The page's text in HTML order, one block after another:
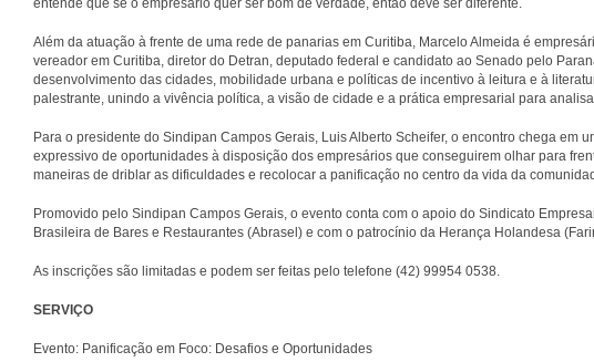
entende que se o empresário quer ser bom de verdade, então deve ser diferente.
Além da atuação à frente de uma rede de panarias em Curitiba, Marcelo Almeida é
vereador em Curitiba, diretor do Detran, deputado federal e candidato ao Senado pelo
desenvolvimento das cidades, mobilidade urbana e políticas de incentivo à leitura e à
palestrante, unindo a vivência política, a visão de cidade e a prática empresarial para
Para o presidente do Sindipan Campos Gerais, Luis Alberto Scheifer, o encontro chega em
expressivo de oportunidades à disposição dos empresários que conseguirem olhar para
maneiras de driblar as dificuldades e recolocar a panificação no centro da vida da
Promovido pelo Sindipan Campos Gerais, o evento conta com o apoio do Sindicato
Brasileira de Bares e Restaurantes (Abrasel) e com o patrocínio da Herança Holandesa
As inscrições são limitadas e podem ser feitas pelo telefone (42) 99954 0538.
SERVIÇO
Evento: Panificação em Foco: Desafios e Oportunidades